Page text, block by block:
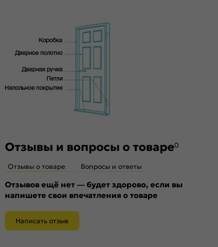
Без стекла
Декор
Особенности
Двери с алюминиевой кромкой укомплектованы
механизмом магнитной защелки для легкого и практически
бесшумного закрывания; выполнена фрезеровка под
Отзывы и вопросы о товаре0
Отзывы о товаре Вопросы и ответы
Отзывов ещё нет — будет здорово, если вы
напишете свои впечатления о товаре
Написать отзыв